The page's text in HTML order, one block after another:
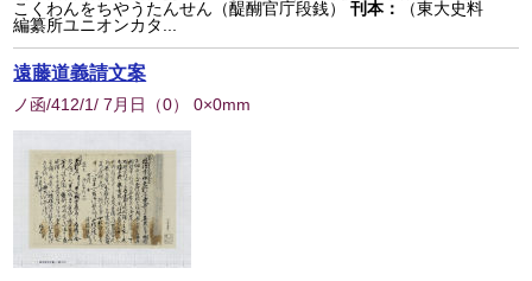
こくわんをちやうたんせん（醍醐官庁段銭）
刊本：
（東大史料
編纂所ユニオンカタ...
遠藤道義請文案
ノ函/412/1/ 7月日 （0） 0×0mm